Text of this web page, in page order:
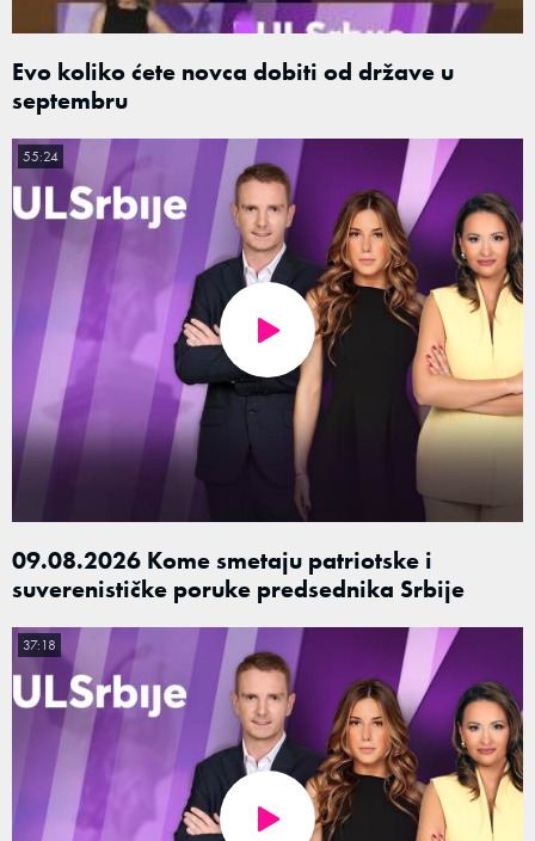
Evo koliko ćete novca dobiti od države u
septembru
09.08.2026 Kome smetaju patriotske i
suverenističke poruke predsednika Srbije
55:24
37:18